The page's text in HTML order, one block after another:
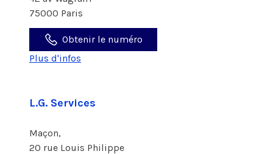
75000 Paris
Obtenir le numéro
Plus d'infos
L.G. Services
Maçon,
20 rue Louis Philippe